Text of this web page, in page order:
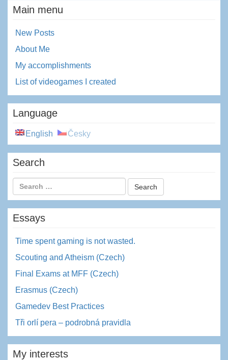
Main menu
New Posts
About Me
My accomplishments
List of videogames I created
Language
English Česky
Search
Essays
Time spent gaming is not wasted.
Scouting and Atheism (Czech)
Final Exams at MFF (Czech)
Erasmus (Czech)
Gamedev Best Practices
Tři orlí pera – podrobná pravidla
My interests